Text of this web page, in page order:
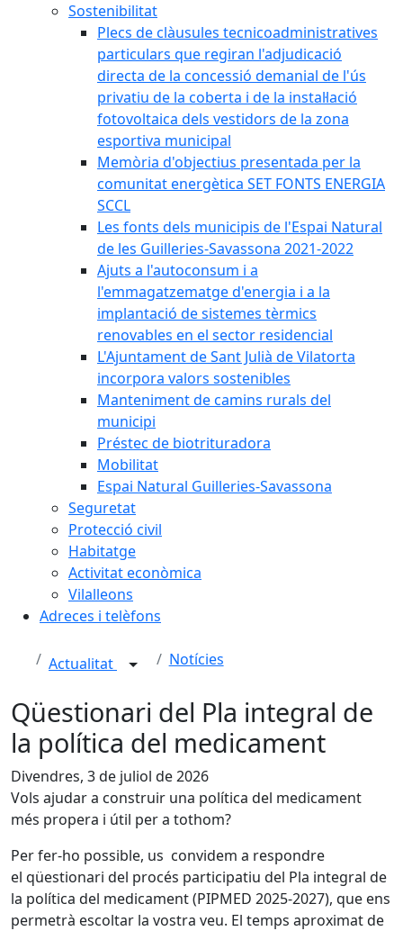
Sostenibilitat
Plecs de clàusules tecnicoadministratives
particulars que regiran l'adjudicació
directa de la concessió demanial de l'ús
privatiu de la coberta i de la instal·lació
fotovoltaica dels vestidors de la zona
esportiva municipal
Memòria d'objectius presentada per la
comunitat energètica SET FONTS ENERGIA
SCCL
Les fonts dels municipis de l'Espai Natural
de les Guilleries-Savassona 2021-2022
Ajuts a l'autoconsum i a
l'emmagatzematge d'energia i a la
implantació de sistemes tèrmics
renovables en el sector residencial
L'Ajuntament de Sant Julià de Vilatorta
incorpora valors sostenibles
Manteniment de camins rurals del
municipi
Préstec de biotrituradora
Mobilitat
Espai Natural Guilleries-Savassona
Seguretat
Protecció civil
Habitatge
Activitat econòmica
Vilalleons
Adreces i telèfons
Actualitat Notícies
Qüestionari del Pla integral de
la política del medicament
Divendres, 3 de juliol de 2026
Vols ajudar a construir una política del medicament
més propera i útil per a tothom?
Per fer-ho possible, us convidem a respondre
el qüestionari del procés participatiu del Pla integral de
la política del medicament (PIPMED 2025-2027), que ens
permetrà escoltar la vostra veu. El temps aproximat de